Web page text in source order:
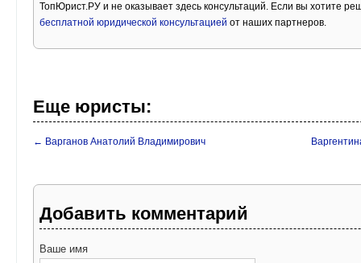
ТопЮрист.РУ и не оказывает здесь консультаций. Если вы хотите
бесплатной юридической консультацией от наших партнеров.
Еще юристы:
← Варганов Анатолий Владимирович
Добавить комментарий
Ваше имя